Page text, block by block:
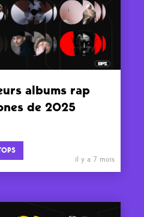
albums rap
de 2025
il y a 7 mois